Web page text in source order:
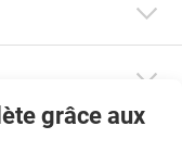
grâce aux